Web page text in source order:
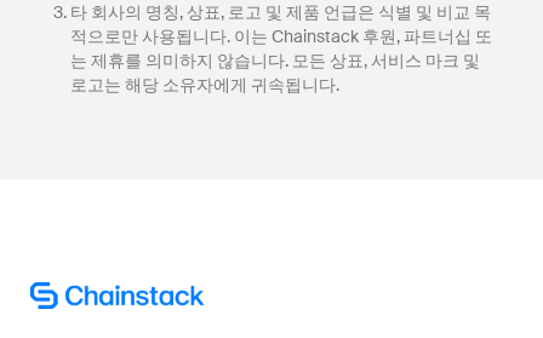
타 회사의 명칭, 상표, 로고 및 제품 언급은 식별 및 비교 목
적으로만 사용됩니다. 이는 Chainstack 후원, 파트너십 또
는 제휴를 의미하지 않습니다. 모든 상표, 서비스 마크 및
로고는 해당 소유자에게 귀속됩니다.